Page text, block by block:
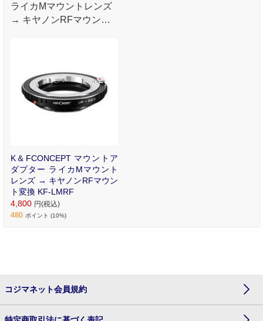
ライカMマウントレンズ
→ キヤノンRFマウント
K＆FCONCEPT マウントア
ダプター ライカMマウント
レンズ → キヤノンRFマウン
ト変換 KF-LMRF
4,800 円(税込)
480 ポイント (10%)
コジマネット会員規約